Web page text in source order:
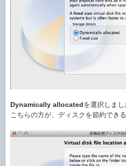
Dynamically allocatedを選択しまし
こちらの方が、ディスクを節約でき